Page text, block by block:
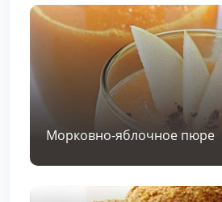
Морковно-яблочное пюре